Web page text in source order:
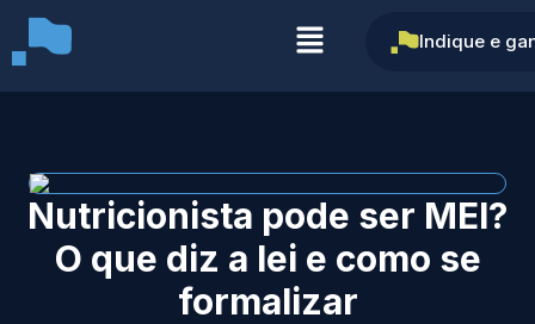
Indique e
Nutricionista pode ser MEI?
O que diz a lei e como se
formalizar